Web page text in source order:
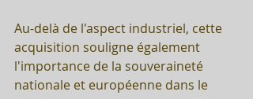
Au-delà de l'aspect industriel, cette
acquisition souligne également
l'importance de la souveraineté
nationale et européenne dans le